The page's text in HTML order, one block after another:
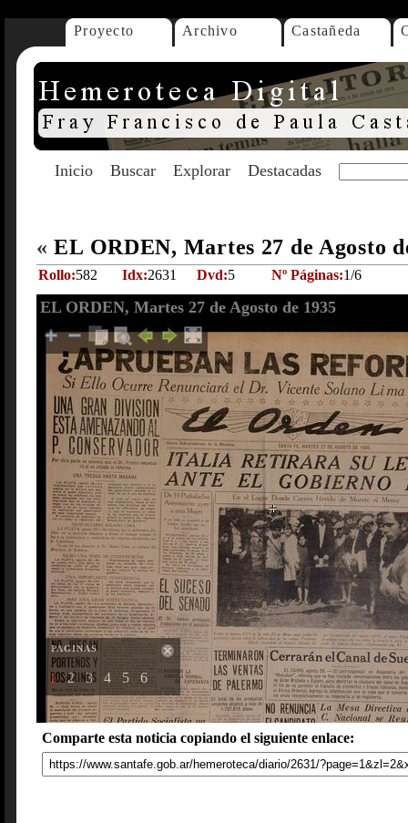
Proyecto Archivo Castañeda
Inicio Buscar Explorar Destacadas
« EL ORDEN, Martes 27 de Agosto
Rollo:582 Idx:2631 Dvd:5 Nº Páginas:1/6
EL ORDEN, Martes 27 de Agosto de 1935
PAGINAS
1 2 3 4 5 6
Comparte esta noticia copiando el siguiente enlace: